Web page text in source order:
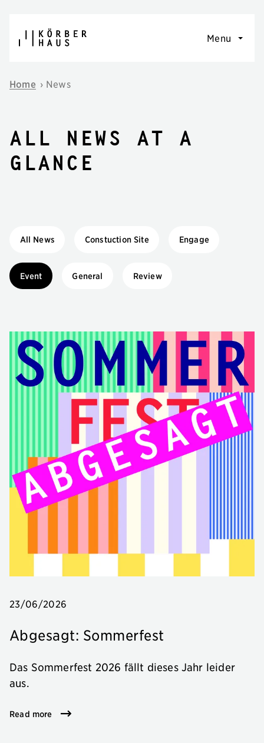
Menu
Home › News
All news at a
glance
All News Constuction Site Engage
Event General Review
23/06/2026
Abgesagt: Sommerfest
Das Sommerfest 2026 fällt dieses Jahr leider
aus.
Read more